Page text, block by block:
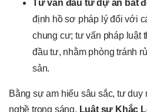
Tư vấn đầu tư dự án bất
định hồ sơ pháp lý đối với
chung cư; tư vấn pháp luật
đầu tư, nhằm phòng tránh
sản.
Bằng sự am hiểu sâu sắc, tư duy
nghề trong sáng, Luật sư Khắc